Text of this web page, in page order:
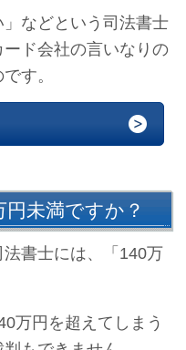
などという司法書士
ド会社の言いなりの
す。
未満ですか？
書士には、「140万
万円を超えてしまう